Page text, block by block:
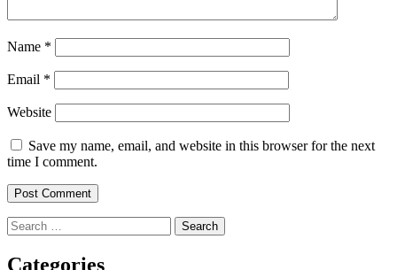
Name *
Email *
Website
Save my name, email, and website in this browser for the next
time I comment.
Search
for:
Categories